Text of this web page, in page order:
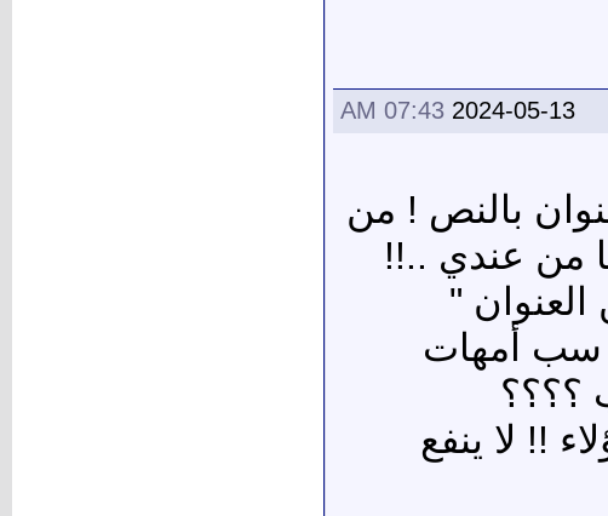
2024-05-13
07:43 AM
بالنص ! من
من عندي ..!!
"
سب أمهات
؟؟؟؟
!! لا ينفع